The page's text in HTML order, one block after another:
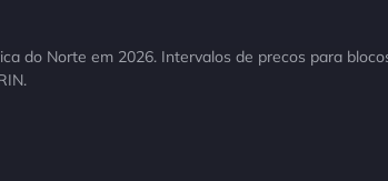
do Norte em 2026. Intervalos de precos para